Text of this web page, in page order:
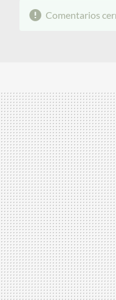
Comentarios